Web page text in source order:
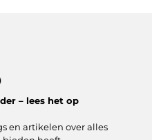
– lees het op
en artikelen over alles